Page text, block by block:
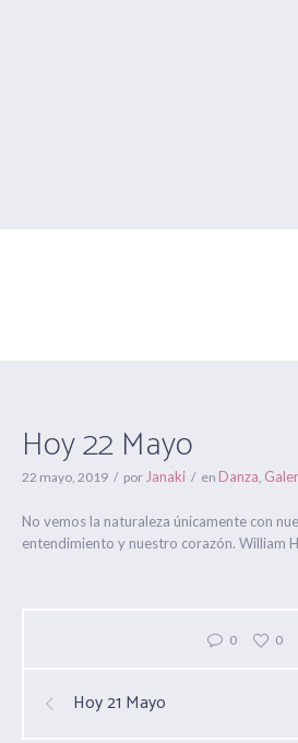
Hoy 22 Mayo
22 mayo, 2019 por Janaki en Danza,
No vemos la naturaleza únicamente con
entendimiento y nuestro corazón. William
0 0
Hoy 21 Mayo